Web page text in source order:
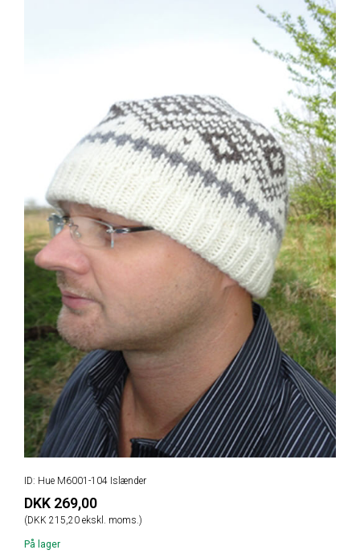
ID: Hue M6001-104 Islænder
DKK 269,00
(DKK 215,20 ekskl. moms.)
På lager